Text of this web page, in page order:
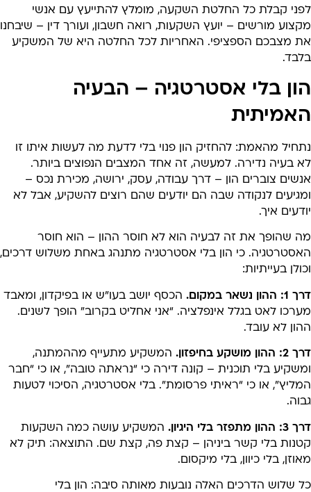
קבלת כל החלטת השקעה, מומלץ להתייעץ עם אנשי
מורשים – יועץ השקעות, רואה חשבון, ועורך דין – שיבחנו
מצבכם הספציפי. האחריות לכל החלטה היא של המשקיע
בלי אסטרטגיה – הבעיה
מהאמת: להחזיק הון פנוי בלי לדעת מה לעשות איתו זו
בעיה נדירה. למעשה, זה אחד המצבים הנפוצים ביותר.
צוברים הון – דרך עבודה, עסק, ירושה, מכירת נכס –
לנקודה שבה הם יודעים שהם רוצים להשקיע, אבל לא
איך.
שהופך את זה לבעיה הוא לא חוסר ההון – הוא חוסר
כי הון בלי אסטרטגיה מתנהג באחת משלוש דרכים,
בעייתיות:
נשאר במקום.
הכסף יושב בעו”ש או בפיקדון, ומאבד
לאט בגלל אינפלציה. “אני אחליט בקרוב” הופך לשנים.
לא עובד.
מושקע בחיפזון.
המשקיע מתעייף מההמתנה,
בלי תוכנית – קונה דירה כי “נראתה טובה”, או כי “חבר
או כי “ראיתי פרסומת”. בלי אסטרטגיה, הסיכוי לטעות
מתפזר בלי היגיון.
המשקיע עושה כמה השקעות
בלי קשר ביניהן – קצת פה, קצת שם. התוצאה: תיק לא
בלי כיוון, בלי מיקסום.
שלוש הדרכים האלה נובעות מאותה סיבה: הון בלי